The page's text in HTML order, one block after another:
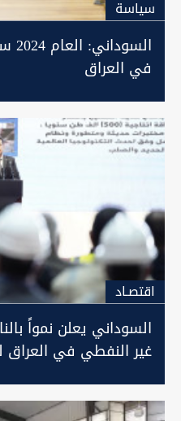
سیاسة
في العراق
اقتصـاد
السوداني يعلن نمواً
غير النفطي في العراق